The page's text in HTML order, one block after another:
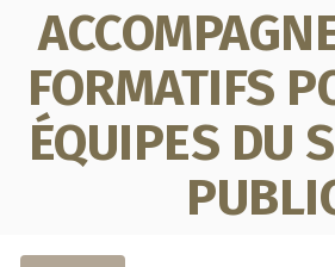
FORMATIFS
ÉQUIPES DU